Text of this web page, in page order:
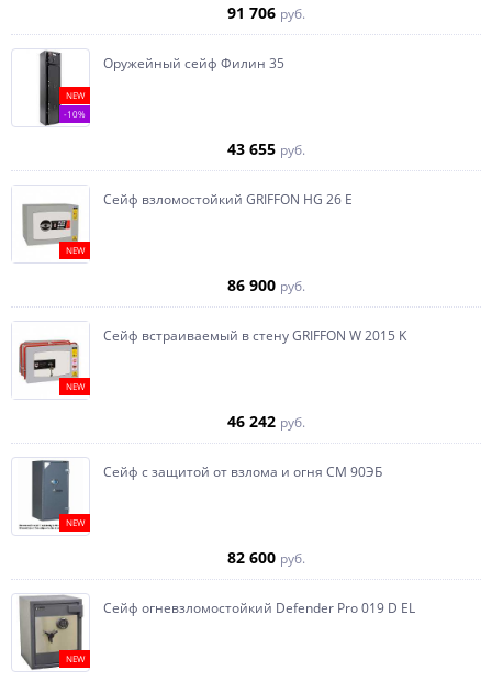
91 706 руб.
NEW
-10%
Оружейный сейф Филин 35
43 655 руб.
NEW
Сейф взломостойкий GRIFFON HG 26 E
86 900 руб.
NEW
Сейф встраиваемый в стену GRIFFON W 2015 K
46 242 руб.
NEW
Сейф с защитой от взлома и огня СМ 90ЭБ
82 600 руб.
NEW
Сейф огневзломостойкий Defender Pro 019 D EL